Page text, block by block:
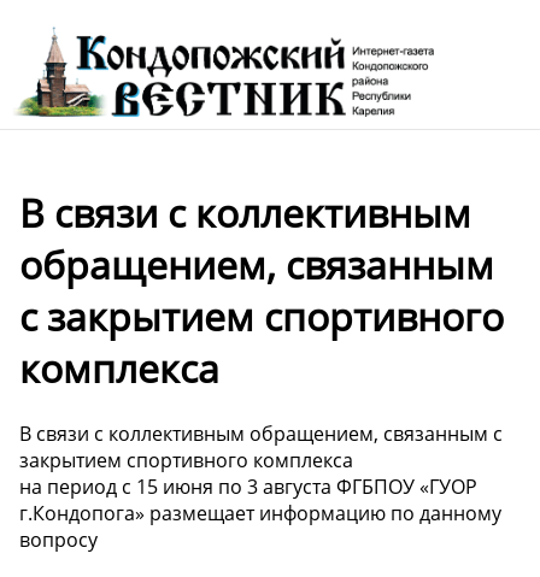
В связи с коллективным
обращением, связанным
с закрытием спортивного
комплекса
В связи с коллективным обращением, связанным с
закрытием спортивного комплекса
на период с 15 июня по 3 августа ФГБПОУ «ГУОР
г.Кондопога» размещает информацию по данному
вопросу